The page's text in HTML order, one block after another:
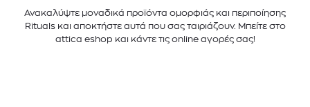
Ανακαλύψτε μοναδικά προϊόντα ομορφιάς και περιποίησης
Rituals και αποκτήστε αυτά που σας ταιριάζουν. Μπείτε στο
attica eshop και κάντε τις online αγορές σας!